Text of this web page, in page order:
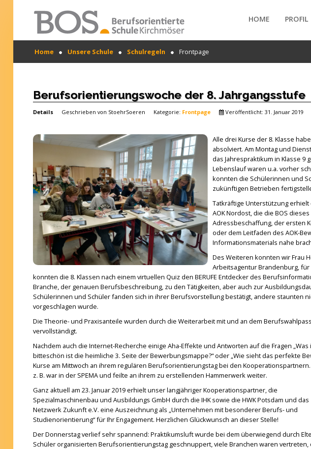
Warning: "continue" targeting switch is equivalent
to "break". Did you mean to use "continue 2"? in
/mnt/web417/e3/61/59568561/htdocs/forte2/templates/forte/vertex/
Termine
Mitwirkung
Kontakt
SUCHEN
HOME PROFIL
Home Unsere Schule Schulregeln Frontpage
Berufsorientierungswoche der 8. Jahrgangsstufe
Details Geschrieben von StoehrSoeren Kategorie: Frontpage Veröffentlicht: 31. Januar 2019
Alle drei Kurse der 8. Klasse
absolviert. Am Montag und
das Jahrespraktikum in Klasse
Lebenslauf waren u.a. vorher
konnten die Schülerinnen und
zukünftigen Betrieben
Tatkräftige Unterstützung erhielt
AOK Nordost, die die BOS
Adressbeschaffung, der ersten
oder dem Leitfaden des AOK-
Informationsmaterials nahe
Des Weiteren konnten wir Frau
Arbeitsagentur Brandenburg,
konnten die 8. Klassen nach einem virtuellen Quiz den BERUFE Entdecker des
Branche, der genauen Berufsbeschreibung, zu den Tätigkeiten, aber auch zur
Schülerinnen und Schüler fanden sich in ihrer Berufsvorstellung bestätigt, andere staunten
vorgeschlagen wurde.
Die Theorie- und Praxisanteile wurden durch die Weiterarbeit mit und an dem
vervollständigt.
Nachdem auch die Internet-Recherche einige Aha-Effekte und Antworten auf die Fragen
bitteschön ist die heimliche 3. Seite der Bewerbungsmappe?“ oder „Wie sieht das perfekte
Kurse am Mittwoch an ihrem regulären Berufsorientierungstag bei den Kooperationspartnern.
z. B. war in der SPEMA und feilte an ihrem zu erstellenden Hammerwerk weiter.
Ganz aktuell am 23. Januar 2019 erhielt unser langjähriger Kooperationspartner, die
Spezialmaschinenbau und Ausbildungs GmbH durch die IHK sowie die HWK Potsdam und das
Netzwerk Zukunft e.V. eine Auszeichnung als „Unternehmen mit besonderer Berufs- und
Studienorientierung“ für Ihr Engagement. Herzlichen Glückwunsch an dieser Stelle!
Der Donnerstag verlief sehr spannend: Praktikumsluft wurde bei dem überwiegend durch
Schüler organisierten Berufsorientierungstag geschnuppert, viele Branchen waren vertreten,